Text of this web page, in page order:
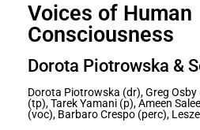
Voices of Human
Consciousness
Dorota Piotrowska &
Dorota Piotrowska (dr), Greg
(tp), Tarek Yamani (p), Ameen
(voc), Barbaro Crespo (perc),